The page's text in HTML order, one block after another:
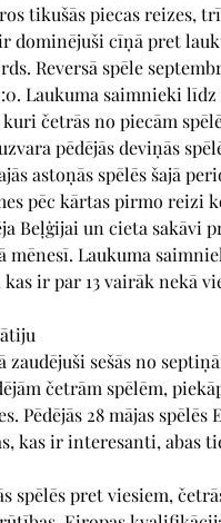
tikušās piecas reizes,
dominējuši cīņā pret
Reversā spēle
Laukuma saimnieki
četrās no piecām
pēdējās deviņās
astoņās spēlēs šajā
pēc kārtas pirmo reizi
Beļģijai un cieta sakāvi
mēnesī. Laukuma
ir par 13 vairāk nekā
sešās no
četrām spēlēm,
Pēdējās 28 mājas
kas ir interesanti, abas
spēlēs pret viesiem,